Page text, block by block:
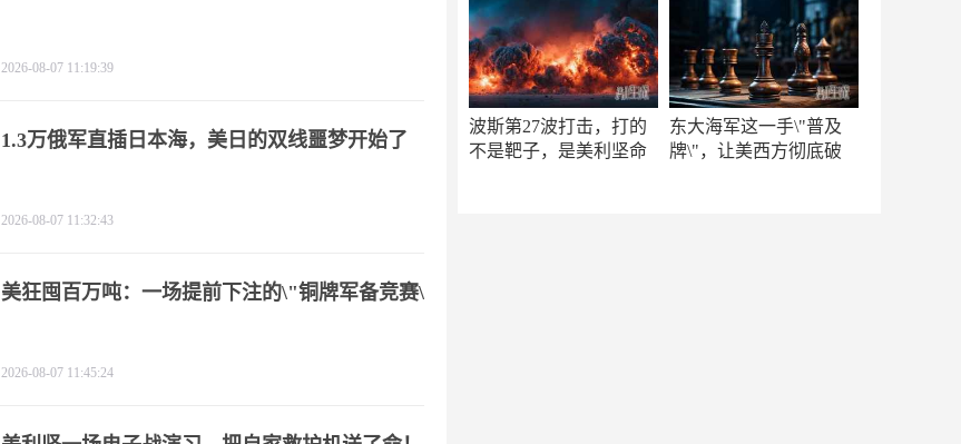
波斯第27波打击，打的
不是靶子，是美利坚命
东大海军这一手\"普及
牌\"，让美西方彻底破
2026-08-07 11:19:39
1.3万俄军直插日本海，美日的双线噩梦开始了
2026-08-07 11:32:43
美狂囤百万吨：一场提前下注的\"铜牌军备竞赛\"
2026-08-07 11:45:24